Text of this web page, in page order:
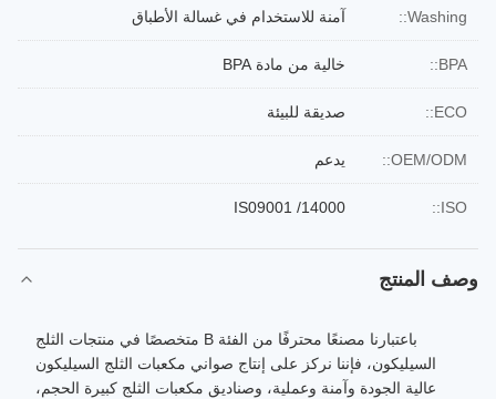
Washing:: آمنة للاستخدام في غسالة الأطباق
BPA:: خالية من مادة BPA
ECO:: صديقة للبيئة
OEM/ODM:: يدعم
ISO::
IS09001 /14000
وصف المنتج
باعتبارنا مصنعًا محترفًا من الفئة B متخصصًا في منتجات الثلج
السيليكون، فإننا نركز على إنتاج صواني مكعبات الثلج السيليكون
عالية الجودة وآمنة وعملية، وصناديق مكعبات الثلج كبيرة الحجم،